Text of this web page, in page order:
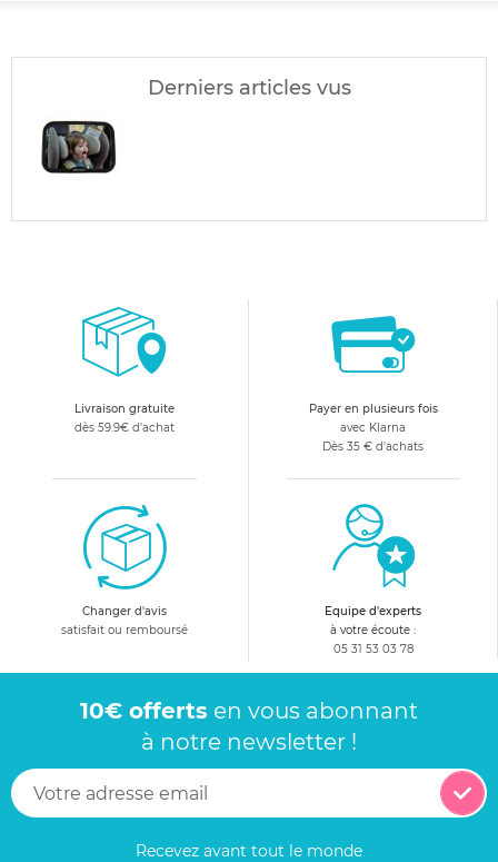
Derniers articles vus
Livraison gratuite
dès 59.9€ d'achat
Payer en plusieurs fois
avec Klarna
Dès 35 € d'achats
Changer d'avis
satisfait ou remboursé
Equipe d'experts
à votre écoute :
05 31 53 03 78
10€ offerts en vous abonnant
à notre newsletter !
Recevez avant tout le monde